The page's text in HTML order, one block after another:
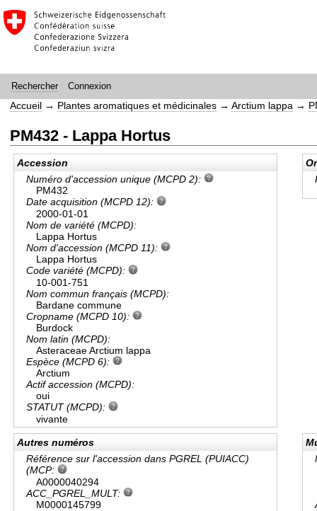
Rechercher Connexion
Accueil → Plantes aromatiques et médicinales →Arctium lappa →
PM432 - Lappa Hortus
Accession
Numéro d'accession unique (MCPD 2):
PM432
Date acquisition (MCPD 12):
2000-01-01
Nom de variété (MCPD):
Lappa Hortus
Nom d'accession (MCPD 11):
Lappa Hortus
Code variété (MCPD):
10-001-751
Nom commun français (MCPD):
Bardane commune
Cropname (MCPD 10):
Burdock
Nom latin (MCPD):
Asteraceae Arctium lappa
Espèce (MCPD 6):
Arctium
Actif accession (MCPD):
oui
STATUT (MCPD):
vivante
Autres numéros
Référence sur l'accession dans PGREL (PUIACC)
(MCP:
A0000040294
ACC_PGREL_MULT:
M0000145799